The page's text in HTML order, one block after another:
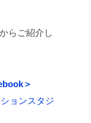
らご紹介し
＞
ョンスタジ